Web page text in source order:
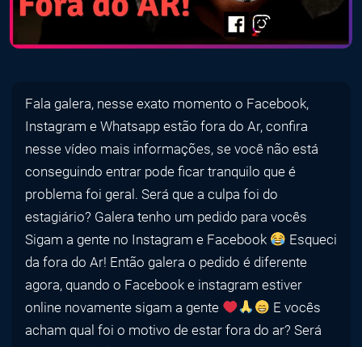
Fala galera, nesse exato momento o Facebook,
Instagram e Whatsapp estão fora do Ar, confira
nesse vídeo mais informações, se você não está
conseguindo entrar pode ficar tranquilo que é
problema foi geral. Será que a culpa foi do
estagiário? Galera tenho um pedido para vocês
Sigam a gente no Instagram e Facebook
Esqueci
da fora do Ar! Então galera o pedido é diferente
agora, quando o Facebook e instagram estiver
online novamente sigam a gente
E vocês
acham qual foi o motivo de estar fora do ar? Será